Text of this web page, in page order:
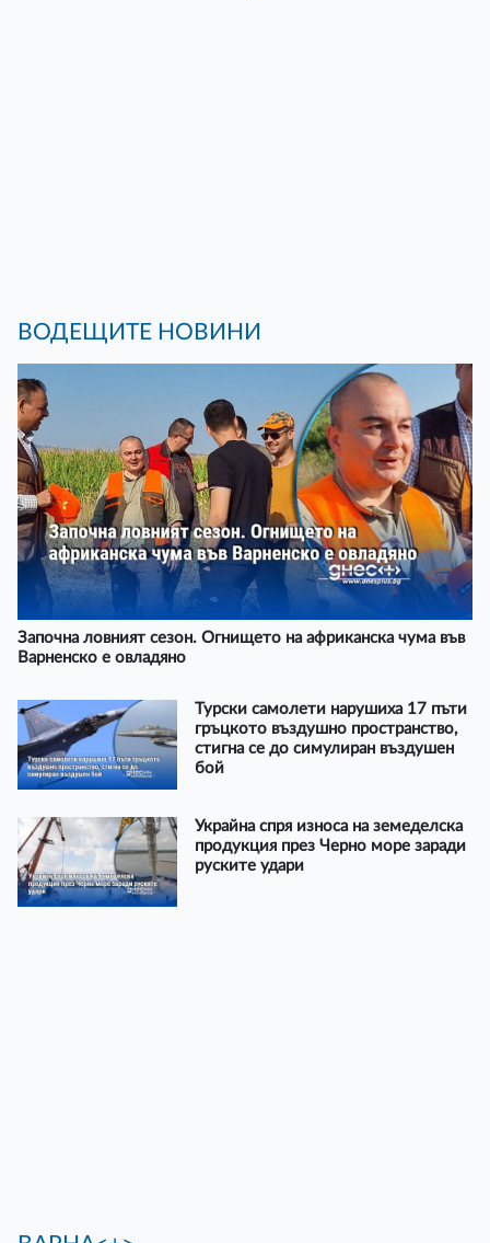
ВОДЕЩИТЕ НОВИНИ
Започна ловният сезон. Огнището на африканска чума във
Варненско е овладяно
Турски самолети нарушиха 17 пъти
гръцкото въздушно пространство,
стигна се до симулиран въздушен
бой
Украйна спря износа на земеделска
продукция през Черно море заради
руските удари